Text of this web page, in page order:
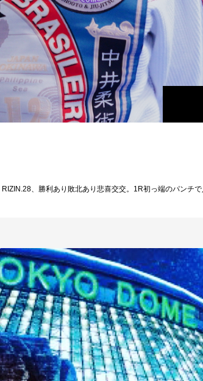
RIZIN.28、勝利あり敗北あり悲喜交交。1R初っ端のパンチで人差し指を骨折した扇久保博正は泥臭く勝利を掴み、岡田遼は試合運びが上手く行かず判定で敗北。セコンドとし